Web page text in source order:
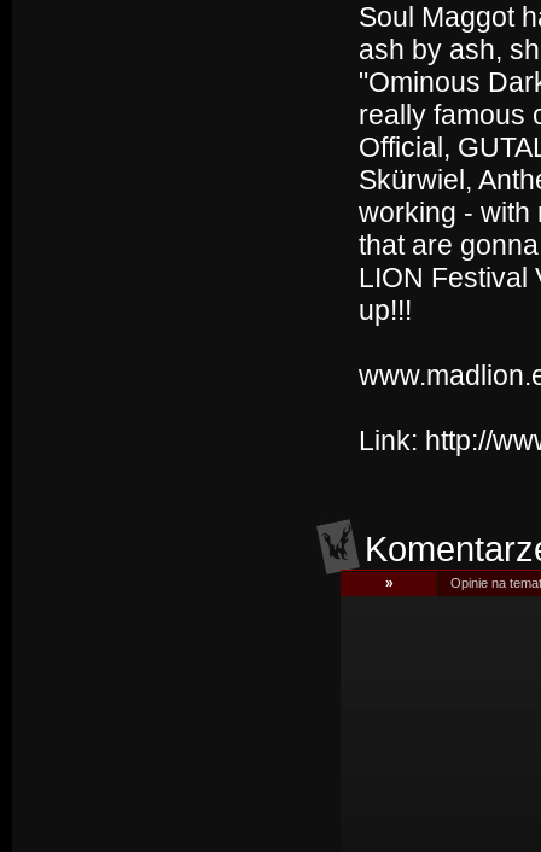
Soul Maggot
ash by ash,
"Ominous
really famous
Official,
Skürwiel,
working - with
that are
LION Festival
up!!!
Link: http://
» Opinie na